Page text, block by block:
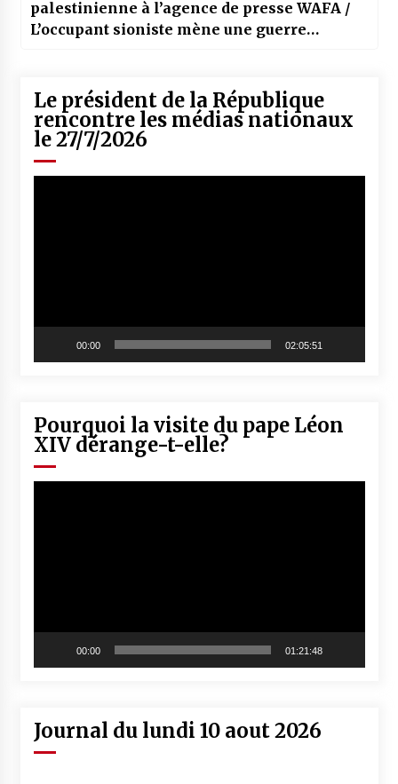
palestinienne à l’agence de presse WAFA /
L’occupant sioniste mène une guerre
Le président de la République
rencontre les médias nationaux
le 27/7/2026
00:00 02:05:51
Pourquoi la visite du pape Léon
XIV dérange-t-elle?
00:00 01:21:48
Journal du lundi 10 aout 2026